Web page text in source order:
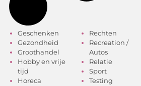
Geschenken
Gezondheid
Groothandel
Hobby en vrije
tijd
Horeca
Rechten
Recreation /
Autos
Relatie
Sport
Testing